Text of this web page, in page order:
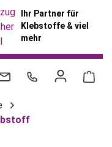
Ihr Partner für
Klebstoffe & viel
mehr